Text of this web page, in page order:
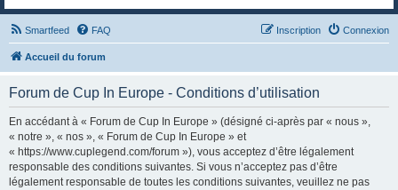
Smartfeed FAQ Connexion
Inscription
Accueil du forum
Forum de Cup In Europe - Conditions d’utilisation
En accédant à « Forum de Cup In Europe » (désigné ci-après par « nous »,
« notre », « nos », « Forum de Cup In Europe » et
« https://www.cuplegend.com/forum »), vous acceptez d’être légalement
responsable des conditions suivantes. Si vous n’acceptez pas d’être
légalement responsable de toutes les conditions suivantes, veuillez ne pas